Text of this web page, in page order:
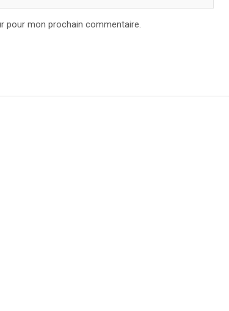
pour mon prochain commentaire.